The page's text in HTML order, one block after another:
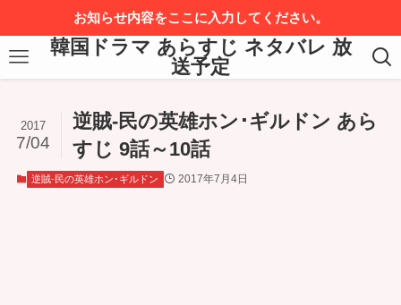
お知らせ内容をここに入力してください。
韓国ドラマ あらすじ ネタバレ 放
送予定
逆賊-民の英雄ホン･ギルドン あら
すじ 9話～10話
2017
7/04
逆賊-民の英雄ホン･ギルドン 2017年7月4日